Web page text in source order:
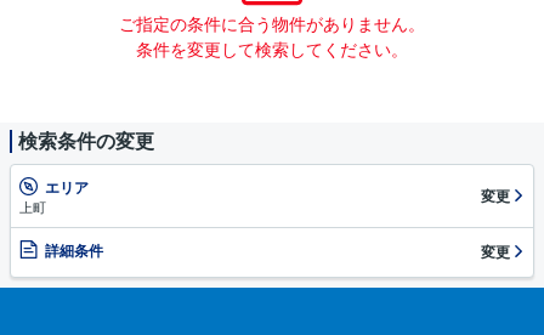
ご指定の条件に合う物件がありません。
条件を変更して検索してください。
検索条件の変更
エリア
上町
変更
詳細条件 変更